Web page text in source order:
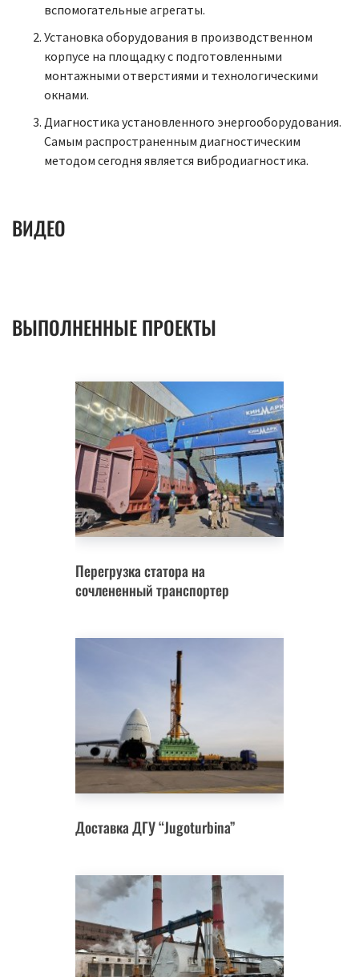
вспомогательные агрегаты.
Установка оборудования в производственном
корпусе на площадку с подготовленными
монтажными отверстиями и технологическими
окнами.
Диагностика установленного энергооборудования.
Самым распространенным диагностическим
методом сегодня является вибродиагностика.
ВИДЕО
ВЫПОЛНЕННЫЕ ПРОЕКТЫ
Перегрузка статора на
сочлененный транспортер
Доставка ДГУ “Jugoturbina”